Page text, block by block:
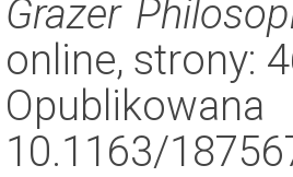
Grazer
online, strony:
Opublikowana
10.1163/